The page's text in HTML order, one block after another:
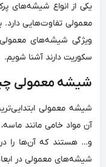
یکی از انواع شیشه‌های
معمولی تفاوت‌هایی
ویژگی شیشه‌های
سکوریت دارند آشنا شویم.
شیشه معمولی
شیشه معمولی
آن مواد خامی مانند
و… هستند که آن‌ها را
شیشه‌های معمولی در